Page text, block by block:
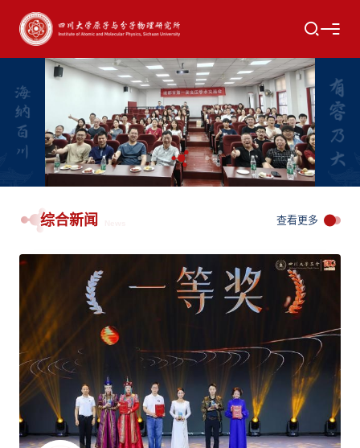
综合新闻 查看更多
31
2025.12
2026年度原子与分子物理所国自然科学基金申报动员会
16
31
2025.12
2026年度原子与分子物理所国自然科学基金申报动员会
16